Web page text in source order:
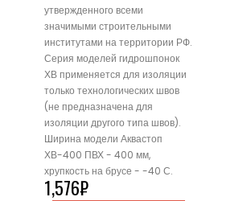
утвержденного всеми
значимыми строительными
институтами на территории РФ.
Серия моделей гидрошпонок
ХВ применяется для изоляции
только технологических швов
(не предназначена для
изоляции другого типа швов).
Ширина модели Аквастоп
ХВ-400 ПВХ - 400 мм,
хрупкость на брусе - -40 С.
1,576₽